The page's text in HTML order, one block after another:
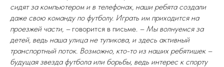
сидят за компьютером и в телефонах, наши ребята создали
даже свою команду по футболу. Играть им приходится на
проезжей части, – говорится в письме. – Мы волнуемся за
детей, ведь наша улица не тупикова, и здесь активный
транспортный поток. Возможно, кто-то из наших ребятишек –
будущая звезда футбола или борьбы, ведь интерес к спорту